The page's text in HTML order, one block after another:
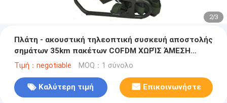
2/3
Πλάτη - ακουστική τηλεοπτική συσκευή αποστολής
σημάτων 35km πακέτων COFDM ΧΩΡΊΣ ΆΜΕΣΗ
ΟΡΑΤΌΤΗΤΑ με τη δύναμη 5 Watt RF
Τιμή：negotiable MOQ：1 σύνολο
Καλύτερη τιμή Επικοινωνήστε